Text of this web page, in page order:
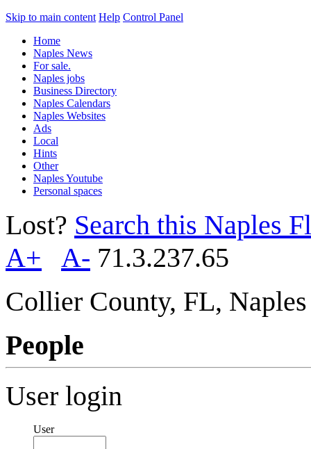
Skip to main content Help Control Panel
Home
Naples News
For sale.
Naples jobs
Business Directory
Naples Calendars
Naples Websites
Ads
Local
Hints
Other
Naples Youtube
Personal spaces
Lost? Search this Naples
A+
A- 71.3.237.65
Collier County, FL,
People
User login
User